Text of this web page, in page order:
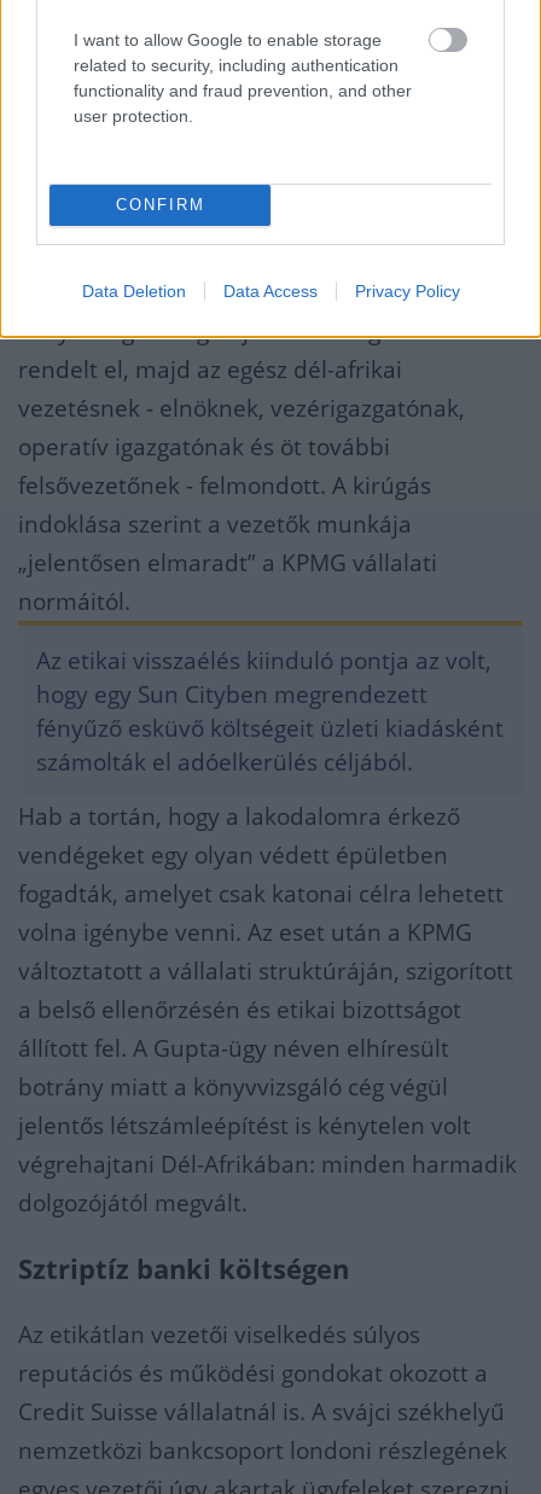
I want to allow Google to enable storage
related to security, including authentication
functionality and fraud prevention, and other
user protection.
CONFIRM
Data Deletion Data Access Privacy Policy
számára is okozott már fejfájást, most e
botrányok közül válogatunk.
Jelentős presztízsveszteséget és felmondott
szerződések sorát okozta a KPMG 2018-ban
kirobbant botránya, amely nyomán a
könyvvizsgáló cég teljeskörű vizsgálatot
rendelt el, majd az egész dél-afrikai
vezetésnek - elnöknek, vezérigazgatónak,
operatív igazgatónak és öt további
felsővezetőnek - felmondott. A kirúgás
indoklása szerint a vezetők munkája
„jelentősen elmaradt” a KPMG vállalati
normáitól.
Az etikai visszaélés kiinduló pontja az volt,
hogy egy Sun Cityben megrendezett
fényűző esküvő költségeit üzleti kiadásként
számolták el adóelkerülés céljából.
Hab a tortán, hogy a lakodalomra érkező
vendégeket egy olyan védett épületben
fogadták, amelyet csak katonai célra lehetett
volna igénybe venni. Az eset után a KPMG
változtatott a vállalati struktúráján, szigorított
a belső ellenőrzésén és etikai bizottságot
állított fel. A Gupta-ügy néven elhíresült
botrány miatt a könyvvizsgáló cég végül
jelentős létszámleépítést is kénytelen volt
végrehajtani Dél-Afrikában: minden harmadik
dolgozójától megvált.
Sztriptíz banki költségen
Az etikátlan vezetői viselkedés súlyos
reputációs és működési gondokat okozott a
Credit Suisse vállalatnál is. A svájci székhelyű
nemzetközi bankcsoport londoni részlegének